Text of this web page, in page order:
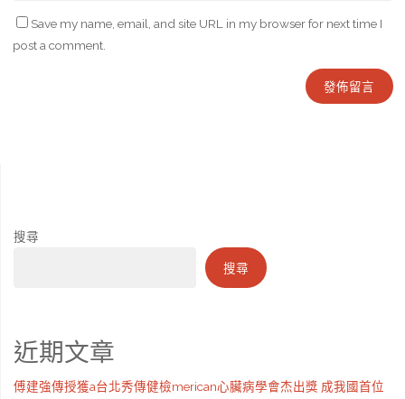
Save my name, email, and site URL in my browser for next time I
post a comment.
搜尋
搜尋
近期文章
傅建強傳授獲a台北秀傳健檢merican心臟病學會杰出獎 成我國首位